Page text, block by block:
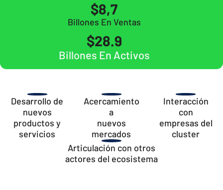
$8,7
Billones En Ventas
$28.9
Billones En Activos
Desarrollo de
nuevos
productos y
servicios
Acercamiento
a
nuevos
mercados
Interacción
con
empresas del
cluster
Articulación con otros
actores del ecosistema